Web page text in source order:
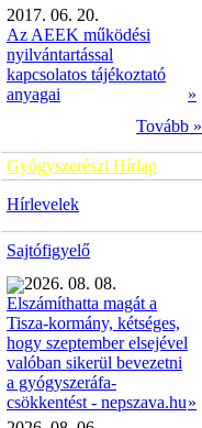
2017. 06. 20.
Az AEEK működési
nyilvántartással
kapcsolatos tájékoztató
anyagai
»
Tovább »
Gyógyszerészi Hírlap
Hírlevelek
Sajtófigyelő
2026. 08. 08.
Elszámíthatta magát a
Tisza-kormány, kétséges,
hogy szeptember elsejével
valóban sikerül bevezetni
a gyógyszeráfa-
csökkentést - nepszava.hu»